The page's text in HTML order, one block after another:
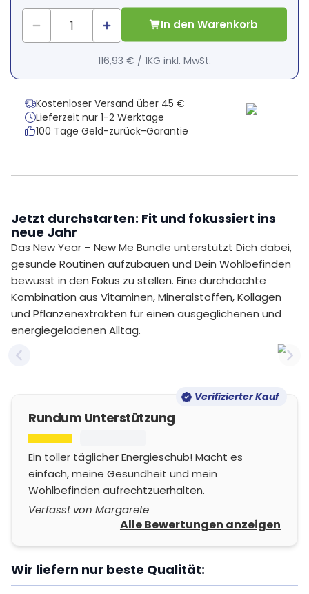
In den Warenkorb
116,93 € / 1KG inkl. MwSt.
Kostenloser Versand über 45 €
Lieferzeit nur 1-2 Werktage
100 Tage Geld-zurück-Garantie
Jetzt durchstarten: Fit und fokussiert ins
neue Jahr
Das New Year – New Me Bundle unterstützt Dich dabei,
gesunde Routinen aufzubauen und Dein Wohlbefinden
bewusst in den Fokus zu stellen. Eine durchdachte
Kombination aus Vitaminen, Mineralstoffen, Kollagen
und Pflanzenextrakten für einen ausgeglichenen und
energiegeladenen Alltag.
Previous slide
Verifizierter Kauf
Rundum Unterstützung
Ein toller täglicher Energieschub! Macht es
einfach, meine Gesundheit und mein
Wohlbefinden aufrechtzuerhalten.
Verfasst von Margarete
Alle Bewertungen anzeigen
Wir liefern nur beste Qualität: